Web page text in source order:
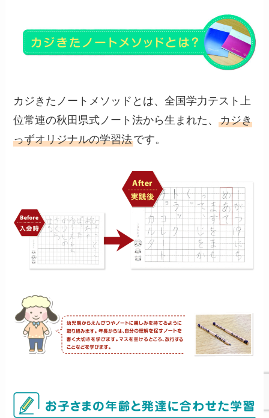
カジきたノートメソッドとは、全国学力テスト上
位常連の秋田県式ノート法から生まれた、カジき
っずオリジナルの学習法です。